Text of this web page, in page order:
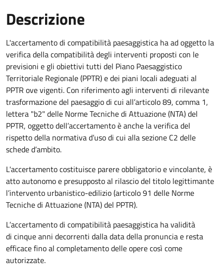
Descrizione
L'accertamento di compatibilità paesaggistica ha ad oggetto la
verifica della compatibilità degli interventi proposti con le
previsioni e gli obiettivi tutti del Piano Paesaggistico
Territoriale Regionale (PPTR) e dei piani locali adeguati al
PPTR ove vigenti. Con riferimento agli interventi di rilevante
trasformazione del paesaggio di cui all’articolo 89, comma 1,
lettera "b2" delle Norme Tecniche di Attuazione (NTA) del
PPTR, oggetto dell’accertamento è anche la verifica del
rispetto della normativa d’uso di cui alla sezione C2 delle
schede d’ambito.
L'accertamento costituisce parere obbligatorio e vincolante, è
atto autonomo e presupposto al rilascio del titolo legittimante
l’intervento urbanistico-edilizio (articolo 91 delle Norme
Tecniche di Attuazione (NTA) del PPTR).
L’accertamento di compatibilità paesaggistica ha validità
di cinque anni decorrenti dalla data della pronuncia e resta
efficace fino al completamento delle opere così come
autorizzate.